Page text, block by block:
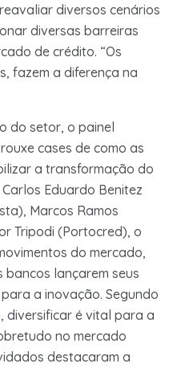
diversos cenários
diversas barreiras
de crédito. “Os
fazem a diferença na
do setor, o painel
cases de como as
a transformação do
Eduardo Benitez
Marcos Ramos
Tripodi (Portocred), o
do mercado,
lançarem seus
a inovação. Segundo
diversificar é vital para a
no mercado
destacaram a